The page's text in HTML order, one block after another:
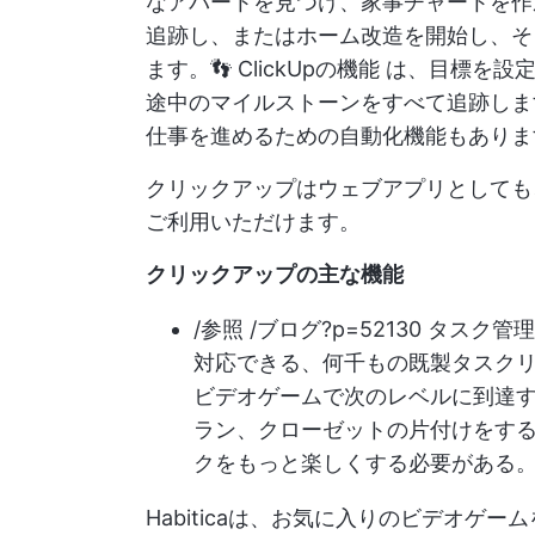
追跡し、またはホーム改造を開始し、
ます。👣 ClickUpの機能 は、目標を設
途中のマイルストーンをすべて追跡し
仕事を進めるための自動化機能もあり
クリックアップはウェブアプリとして
ご利用いただけます。
クリックアップの主な機能
/参照 /ブログ?p=52130 タスク管
対応できる、何千もの既製タスク
ビデオゲームで次のレベルに到達
ラン、クローゼットの片付けをす
クをもっと楽しくする必要がある
Habiticaは、お気に入りのビデオゲー